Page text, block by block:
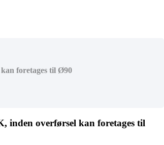
foretages til Ø90
inden overførsel kan foretages til